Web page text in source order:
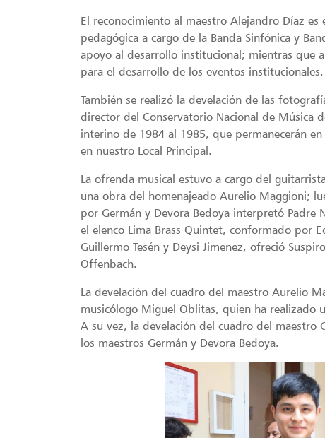
El reconocimiento al maestro Alejandro Díaz
pedagógica a cargo de la Banda Sinfónica y
apoyo al desarrollo institucional; mientras que
para el desarrollo de los eventos institucionales.
También se realizó la develación de las
director del Conservatorio Nacional de Música
interino de 1984 al 1985, que permanecerán
en nuestro Local Principal.
La ofrenda musical estuvo a cargo del
una obra del homenajeado Aurelio Maggioni;
por Germán y Devora Bedoya interpretó Padre
el elenco Lima Brass Quintet, conformado por
Guillermo Tesén y Deysi Jimenez, ofreció
Offenbach.
La develación del cuadro del maestro Aurelio
musicólogo Miguel Oblitas, quien ha realizado
A su vez, la develación del cuadro del maestro
los maestros Germán y Devora Bedoya.